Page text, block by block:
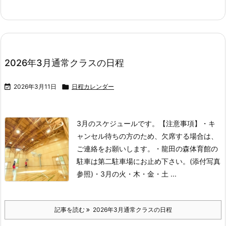
2026年3月通常クラスの日程
 2026年3月11日  日程カレンダー
3月のスケジュールです。 【注意事項】
・キ
ャンセル待ちの方のため、欠席する場合は、
ご連絡をお願いします。
・龍田の森体育館の
駐車は第二駐車場にお止め下さい。(添付写真
参照) ・3月の火・木・金・土 ...
記事を読む 2026年3月通常クラスの日程